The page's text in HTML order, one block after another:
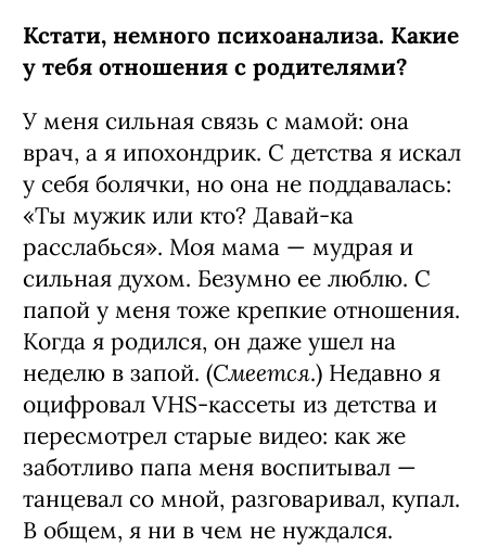
Кстати, немного психоанализа. Какие
у тебя отношения с родителями?
У меня сильная связь с мамой: она
врач, а я ипохондрик. С детства я искал
у себя болячки, но она не поддавалась:
«Ты мужик или кто? Давай-ка
расслабься». Моя мама — мудрая и
сильная духом. Безумно ее люблю. С
папой у меня тоже крепкие отношения.
Когда я родился, он даже ушел на
неделю в запой. (Смеется.) Недавно я
оцифровал VHS-кассеты из детства и
пересмотрел старые видео: как же
заботливо папа меня воспитывал —
танцевал со мной, разговаривал, купал.
В общем, я ни в чем не нуждался.